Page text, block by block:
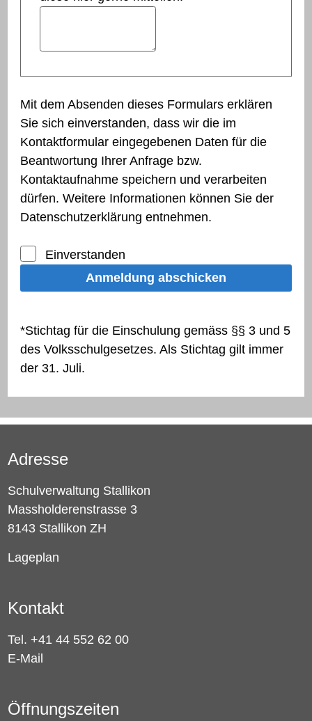
Mit dem Absenden dieses Formulars erklären
Sie sich einverstanden, dass wir die im
Kontaktformular eingegebenen Daten für die
Beantwortung Ihrer Anfrage bzw.
Kontaktaufnahme speichern und verarbeiten
dürfen. Weitere Informationen können Sie der
Datenschutzerklärung entnehmen.
Einverstanden
Anmeldung abschicken
*Stichtag für die Einschulung gemäss §§ 3 und 5
des Volksschulgesetzes. Als Stichtag gilt immer
der 31. Juli.
Adresse
Schulverwaltung Stallikon
Massholderenstrasse 3
8143 Stallikon ZH
Lageplan
Kontakt
Tel. +41 44 552 62 00
E-Mail
Öffnungszeiten